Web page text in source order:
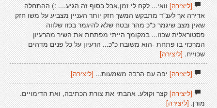
[ליצירה]וואי... לקח לי זמן,אבל בסוף זה הגיע.... :) ההתחלה
אדירה אך לענ"ד מתבקש המשך חזק יותר העניין מצביע על משו חזק
שאין מצב שיגמר כ"כ מהר ובטח שלא להיגמר בכזו שלווה
פסטוראלית שכזו... במקומך הייתי מפתחת את השיר מהרעיון
המרכזי בו פתחת -הוא משובח כ"כ... הרעיון על כל פנים מדהים
שכוייח. [ליצירה]
[ליצירה]יפה עם הרבה משמעות... [ליצירה]
[ליצירה]קצר וקולע. אהבתי את צורת הכתיבה, ואת הדימויים.
מורן. [ליצירה]